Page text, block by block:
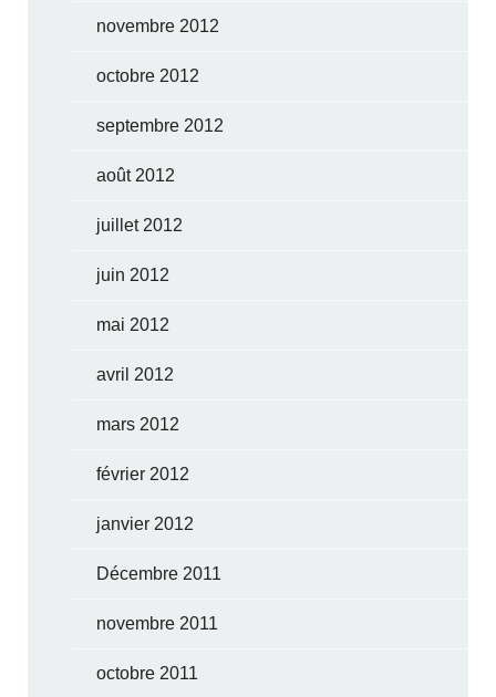
novembre 2012
octobre 2012
septembre 2012
août 2012
juillet 2012
juin 2012
mai 2012
avril 2012
mars 2012
février 2012
janvier 2012
Décembre 2011
novembre 2011
octobre 2011